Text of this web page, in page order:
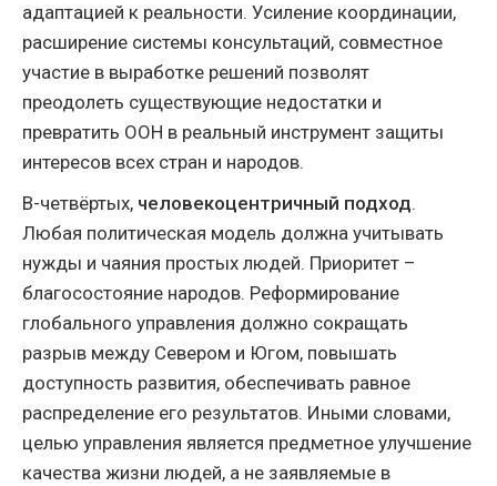
адаптацией к реальности. Усиление координации,
расширение системы консультаций, совместное
участие в выработке решений позволят
преодолеть существующие недостатки и
превратить ООН в реальный инструмент защиты
интересов всех стран и народов.
В-четвёртых, человекоцентричный подход.
Любая политическая модель должна учитывать
нужды и чаяния простых людей. Приоритет –
благосостояние народов. Реформирование
глобального управления должно сокращать
разрыв между Севером и Югом, повышать
доступность развития, обеспечивать равное
распределение его результатов. Иными словами,
целью управления является предметное улучшение
качества жизни людей, а не заявляемые в